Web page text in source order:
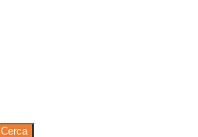
Cerca